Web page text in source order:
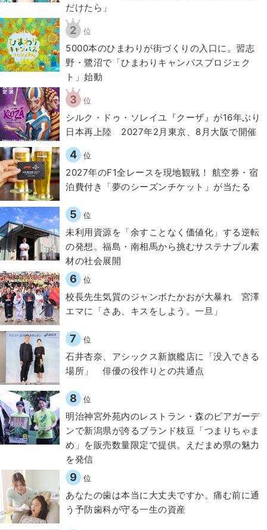
だけたら」
2 位
5000本のひまわりが街づくりの入口に。習志
野・鷺沼で「ひまわりキャンパスプロジェク
ト」始動
3 位
シルク・ドゥ・ソレイユ『クーザ』が16年ぶり
日本再上陸 2027年2月東京、8月大阪で開催
4 位
2027年のF1全レースを現地観戦！ 航空券・宿
泊費付き「夢のシーズンチケット」が当たる
5 位
​​未利用資源を「余すことなく価値化」する逆転
の発想。福島・南相馬から挑むサステナブル素
材の社会展開​
6 位
校長先生気質のジャンボたかおが大暴れ 宮澤
エマに「さあ、キスをしよう。一旦」
7 位
石井杏奈、アシックス新旗艦店に「没入できる
場所」 俳優の役作りとの共通点
8 位
明治神宮外苑内のレストラン・森のビアガーデ
ンで新潟県が誇るブランド枝豆「つまりちゃま
め」を販売数量限定で提供。えだまめ県の魅力
を発信
9 位
​あなたの歯は本当に大丈夫ですか。痛む前に通
う予防歯科が守る一生の資産